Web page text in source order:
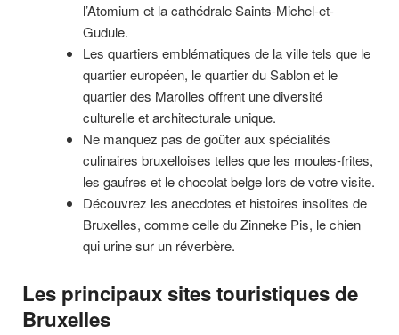
l’Atomium et la cathédrale Saints-Michel-et-
Gudule.
Les quartiers emblématiques de la ville tels que le
quartier européen, le quartier du Sablon et le
quartier des Marolles offrent une diversité
culturelle et architecturale unique.
Ne manquez pas de goûter aux spécialités
culinaires bruxelloises telles que les moules-frites,
les gaufres et le chocolat belge lors de votre visite.
Découvrez les anecdotes et histoires insolites de
Bruxelles, comme celle du Zinneke Pis, le chien
qui urine sur un réverbère.
Les principaux sites touristiques de
Bruxelles